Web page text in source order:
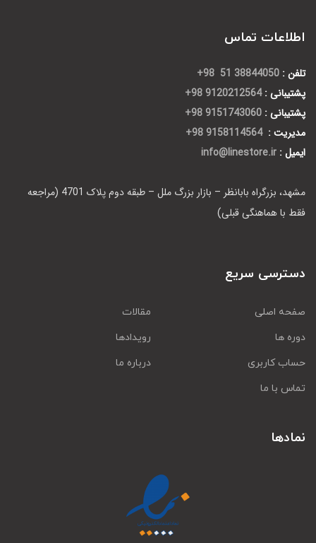
اطلاعات تماس
تلفن : 38844050 51 98+
پشتیبانی : 9120212564 98+
پشتیبانی : 9151743060 98+
مدیریت : 9158114564 98+
ایمیل : info@linestore.ir
مشهد، بزرگراه بابانظر – بازار بزرگ ملل – طبقه دوم پلاک 4701 (مراجعه
فقط با هماهنگی قبلی)
دسترسی سریع
صفحه اصلی
مقالات
دوره ها
رویدادها
حساب کاربری
درباره ما
تماس با ما
نمادها